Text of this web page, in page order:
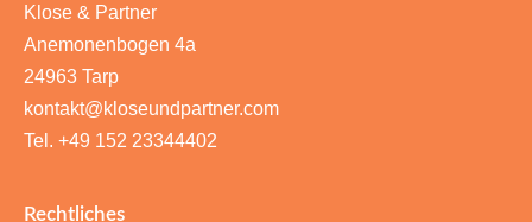
Klose & Partner
Anemonenbogen 4a
24963 Tarp
kontakt@kloseundpartner.com
Tel. +49 152 23344402
Rechtliches